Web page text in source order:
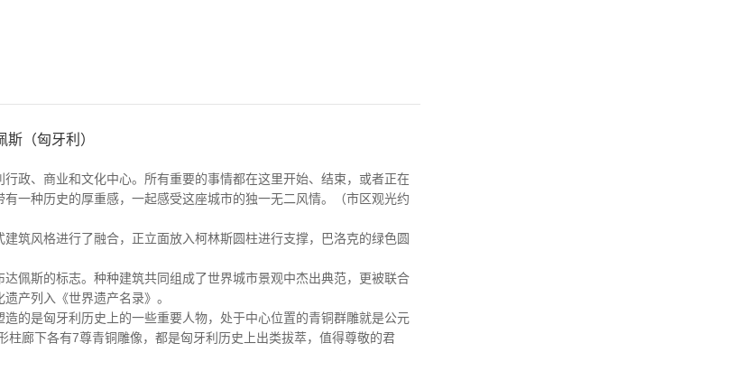
（匈牙利）
政、商业和文化中心。所有重要的事情都在这里开始、结束，或者正在
一种历史的厚重感，一起感受这座城市的独一无二风情。（市区观光约
建筑风格进行了融合，正立面放入柯林斯圆柱进行支撑，巴洛克的绿色圆
达佩斯的标志。种种建筑共同组成了世界城市景观中杰出典范，更被联合
产列入《世界遗产名录》。
的是匈牙利历史上的一些重要人物，处于中心位置的青铜群雕就是公元
柱廊下各有7尊青铜雕像，都是匈牙利历史上出类拔萃，值得尊敬的君